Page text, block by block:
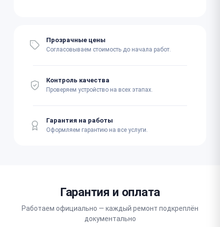
Прозрачные цены
Согласовываем стоимость до начала работ.
Контроль качества
Проверяем устройство на всех этапах.
Гарантия на работы
Оформляем гарантию на все услуги.
Гарантия и оплата
Работаем официально — каждый ремонт подкреплён
документально